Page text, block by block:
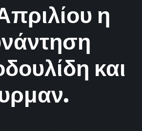
η
και